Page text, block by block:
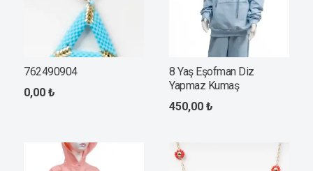
762490904
0,00 ₺
8 Yaş Eşofman Diz
Yapmaz Kumaş
450,00 ₺